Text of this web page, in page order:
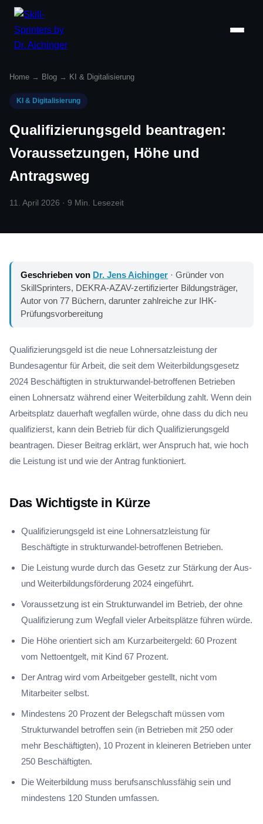
Home → Blog → KI & Digitalisierung
KI & Digitalisierung
Qualifizierungsgeld beantragen:
Voraussetzungen, Höhe und
Antragsweg
11. April 2026 · 9 Min. Lesezeit
Geschrieben von Dr. Jens Aichinger · Gründer von
SkillSprinters, DEKRA-AZAV-zertifizierter Bildungsträger,
Autor von 77 Büchern, darunter zahlreiche zur IHK-
Prüfungsvorbereitung
Qualifizierungsgeld ist die neue Lohnersatzleistung der
Bundesagentur für Arbeit, die seit dem Weiterbildungsgesetz
2024 Beschäftigten in strukturwandel-betroffenen Betrieben
einen Lohnersatz während einer Weiterbildung zahlt. Wenn dein
Arbeitsplatz dauerhaft wegfallen würde, ohne dass du dich neu
qualifizierst, kann dein Betrieb für dich Qualifizierungsgeld
beantragen. Dieser Beitrag erklärt, wer Anspruch hat, wie hoch
die Leistung ist und wie der Antrag funktioniert.
Das Wichtigste in Kürze
Qualifizierungsgeld ist eine Lohnersatzleistung für
Beschäftigte in strukturwandel-betroffenen Betrieben.
Die Leistung wurde durch das Gesetz zur Stärkung der Aus-
und Weiterbildungsförderung 2024 eingeführt.
Voraussetzung ist ein Strukturwandel im Betrieb, der ohne
Qualifizierung zum Wegfall vieler Arbeitsplätze führen würde.
Die Höhe orientiert sich am Kurzarbeitergeld: 60 Prozent
vom Nettoentgelt, mit Kind 67 Prozent.
Der Antrag wird vom Arbeitgeber gestellt, nicht vom
Mitarbeiter selbst.
Mindestens 20 Prozent der Belegschaft müssen vom
Strukturwandel betroffen sein (in Betrieben mit 250 oder
mehr Beschäftigten), 10 Prozent in kleineren Betrieben unter
250 Beschäftigten.
Die Weiterbildung muss berufsanschlussfähig sein und
mindestens 120 Stunden umfassen.